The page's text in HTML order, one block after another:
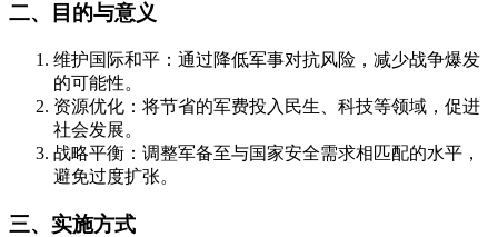
二、目的与意义
维护国际和平：通过降低军事对抗风险，减少战争爆发
的可能性。
资源优化：将节省的军费投入民生、科技等领域，促进
社会发展。
战略平衡：调整军备至与国家安全需求相匹配的水平，
避免过度扩张。
三、实施方式